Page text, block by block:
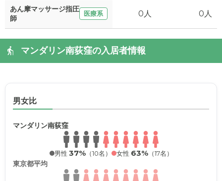
あん摩マッサージ指圧
師
医療系 0人 0人
マンダリン南荻窪の入居者情報
男女比
マンダリン南荻窪
男性 37%（10名） 女性 63%（17名）
東京都平均